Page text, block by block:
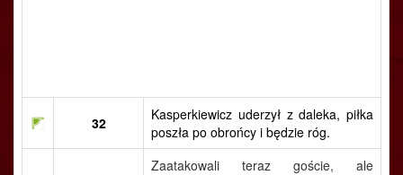
32
Kasperkiewicz uderzył z daleka, piłka
poszła po obrońcy i będzie róg.
Zaatakowali teraz goście, ale